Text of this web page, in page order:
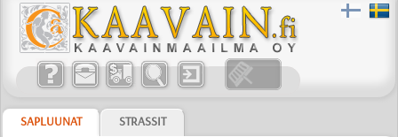
SAPLUUNAT
STRASSIT